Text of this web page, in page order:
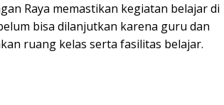
Raya memastikan kegiatan belajar di
bisa dilanjutkan karena guru dan
ruang kelas serta fasilitas belajar.